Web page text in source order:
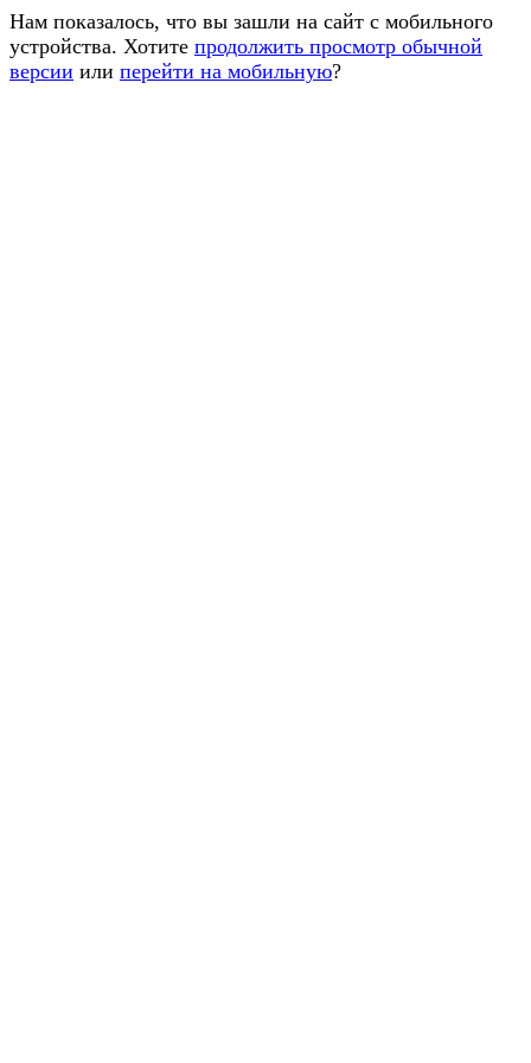
Нам показалось, что вы зашли на сайт с мобильного
устройства. Хотите продолжить просмотр обычной
версии или перейти на мобильную?